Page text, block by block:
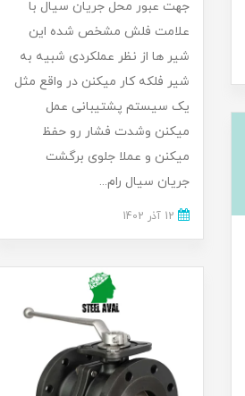
جهت عبور محل جریان سیال با
علامت فلش مشخص شده این
شیر ها از نظر عملکردی شبیه به
شیر فلکه کار میکنن در واقع مثل
یک سیستم پشتیبانی عمل
میکنن وشدت فشار رو حفظ
میکنن و عملا جلوی برگشت
جریان سیال رام...